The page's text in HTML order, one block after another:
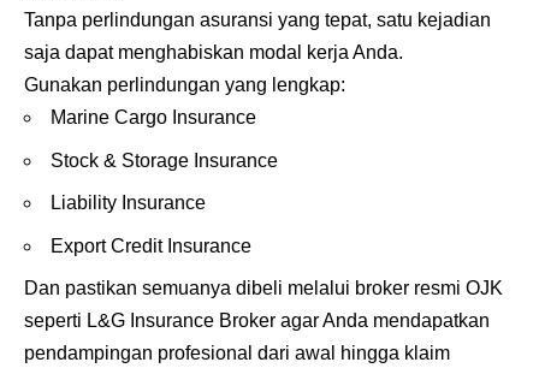
Tanpa perlindungan asuransi yang tepat, satu kejadian
saja dapat menghabiskan modal kerja Anda.
Gunakan perlindungan yang lengkap:
Marine Cargo Insurance
Stock & Storage Insurance
Liability Insurance
Export Credit Insurance
Dan pastikan semuanya dibeli melalui broker resmi OJK
seperti L&G Insurance Broker agar Anda mendapatkan
pendampingan profesional dari awal hingga klaim